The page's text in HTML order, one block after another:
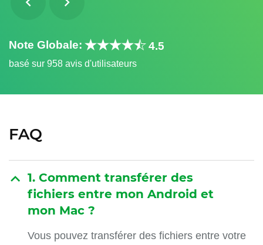
Note Globale: 4.5
basé sur 958 avis d'utilisateurs
FAQ
1. Comment transférer des
fichiers entre mon Android et
mon Mac ?
Vous pouvez transférer des fichiers entre votre